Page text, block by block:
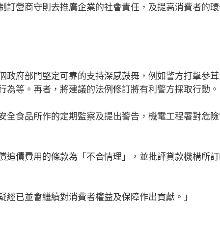
訂營商守則去推廣企業的社會責任，及提高消費者的
政府部門堅定可靠的支持深感鼓舞，例如警方打擊參
為等。再者，將建議的法例修訂將有利警方採取行動。
全食品所作的定期監察及提出警告，機電工程署對危
追債費用的條款為「不合情理」，並批評貸款機構所
已並會繼續對消費者權益及保障作出貢獻。」